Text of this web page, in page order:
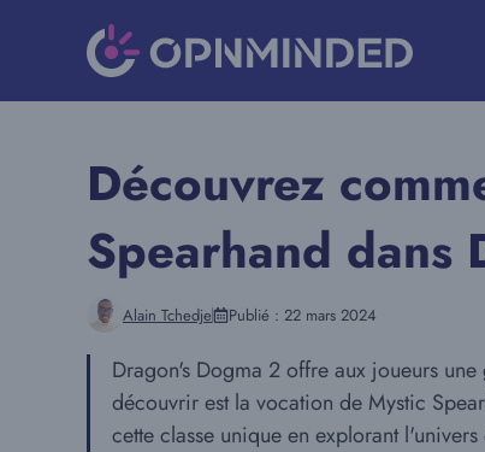
Découvrez
Spearhand dans
Alain Tchedje Publié : 22 mars 2024
Dragon's Dogma 2 offre aux joueurs
découvrir est la vocation de Mystic
cette classe unique en explorant